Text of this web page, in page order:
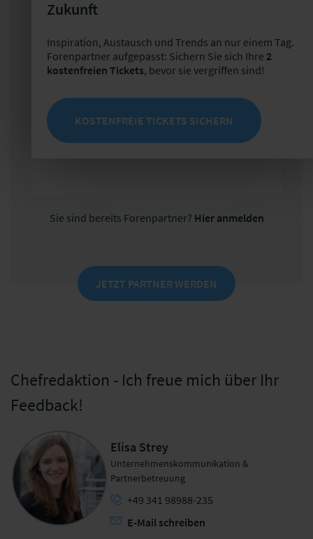
Maximale Sichtbarkeit für Kooperationen,
Assekuranz-Netzwerk der DACH-Region
Alle Mitarbeiter profitieren von
Veranstaltungen der Versicherungsforen
Alle Vorteile und unsere
Sie sind bereits Forenpartner? Hier anmelden
JETZT PARTNER WERDEN
Chefredaktion - Ich freue mich über Ihr
Feedback!
Elisa Strey
Unternehmenskommunikation &
Partnerbetreuung
+49 341 98988-235
E-Mail schreiben
Zukunft
Inspiration, Austausch und Trends an nur einem Tag.
Forenpartner aufgepasst: Sichern Sie sich Ihre 2
kostenfreien Tickets, bevor sie vergriffen sind!
KOSTENFREIE TICKETS SICHERN